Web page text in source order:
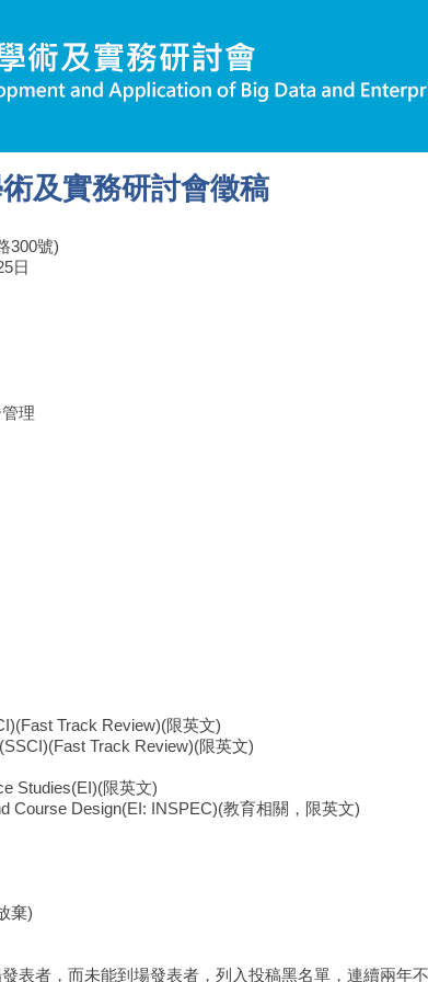
及實務研討會徵稿
300號)
日
理
Track Review)(限英文)
Track Review)(限英文)
Studies(EI)(限英文)
Course Design(EI: INSPEC)(教育相關，限英文)
棄)
表者，而未能到場發表者，列入投稿黑名單，連續兩年